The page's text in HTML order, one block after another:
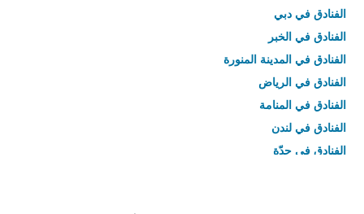
الفنادق في دبي
الفنادق في الخبر
الفنادق في المدينة المنورة
الفنادق في الرياض
الفنادق في المنامة
الفنادق في لندن
الفنادق في جدّة